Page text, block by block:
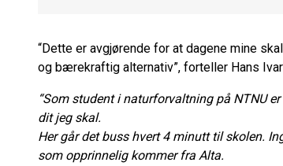
“Dette er avgjørende for at dagene mine
og bærekraftig alternativ”, forteller Hans Ivar
“Som student i naturforvaltning på NTNU
dit jeg skal.
Her går det buss hvert 4 minutt til skolen.
som opprinnelig kommer fra Alta.